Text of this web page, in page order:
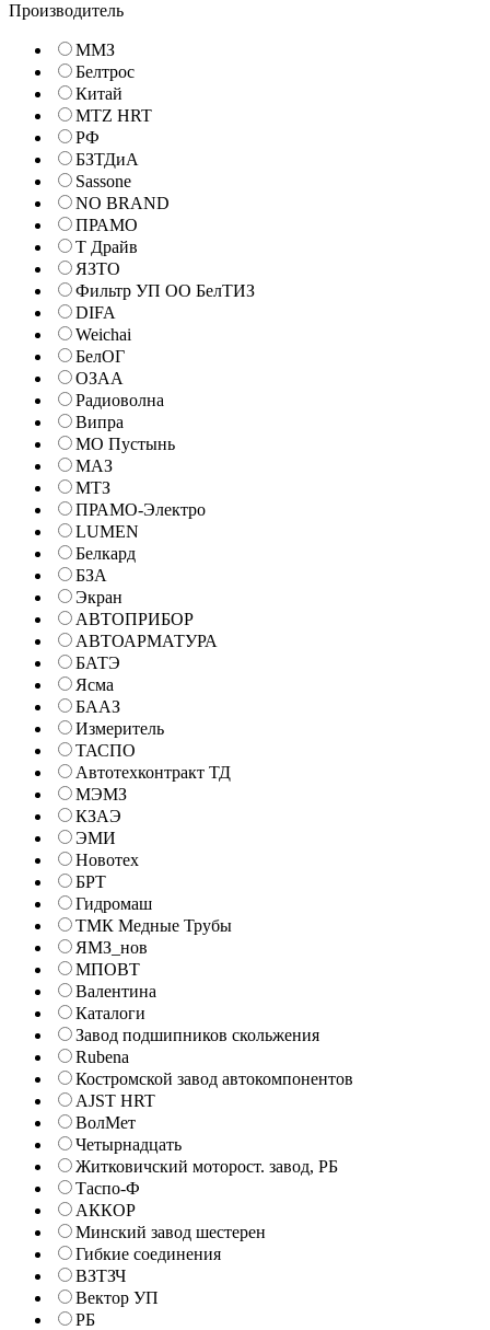
Производитель
ММЗ
Белтрос
Китай
MTZ HRT
РФ
БЗТДиА
Sassone
NO BRAND
ПРАМО
Т Драйв
ЯЗТО
Фильтр УП ОО БелТИЗ
DIFA
Weichai
БелОГ
ОЗАА
Радиоволна
Випра
МО Пустынь
МАЗ
МТЗ
ПРАМО-Электро
LUMEN
Белкард
БЗА
Экран
АВТОПРИБОР
АВТОАРМАТУРА
БАТЭ
Ясма
БААЗ
Измеритель
ТАСПО
Автотехконтракт ТД
МЭМЗ
КЗАЭ
ЭМИ
Новотех
БРТ
Гидромаш
ТМК Медные Трубы
ЯМЗ_нов
МПОВТ
Валентина
Каталоги
Завод подшипников скольжения
Rubena
Костромской завод автокомпонентов
AJST HRT
ВолМет
Четырнадцать
Житковичский моторост. завод, РБ
Таспо-Ф
АККОР
Минский завод шестерен
Гибкие соединения
ВЗТЗЧ
Вектор УП
РБ